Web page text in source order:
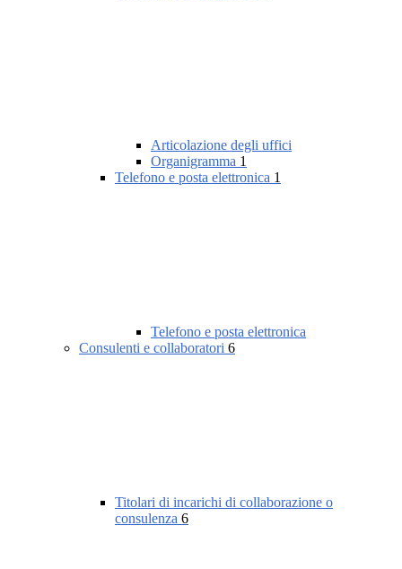
Articolazione degli uffici
Organigramma 1
Telefono e posta elettronica 1
Telefono e posta elettronica
Consulenti e collaboratori 6
Titolari di incarichi di collaborazione o
consulenza 6